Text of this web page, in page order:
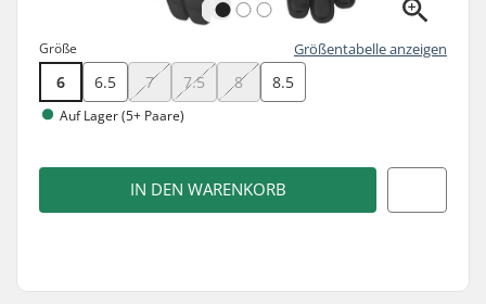
Größe Größentabelle anzeigen
6 6.5 7 7.5 8 8.5
Auf Lager (5+ Paare)
IN DEN WARENKORB